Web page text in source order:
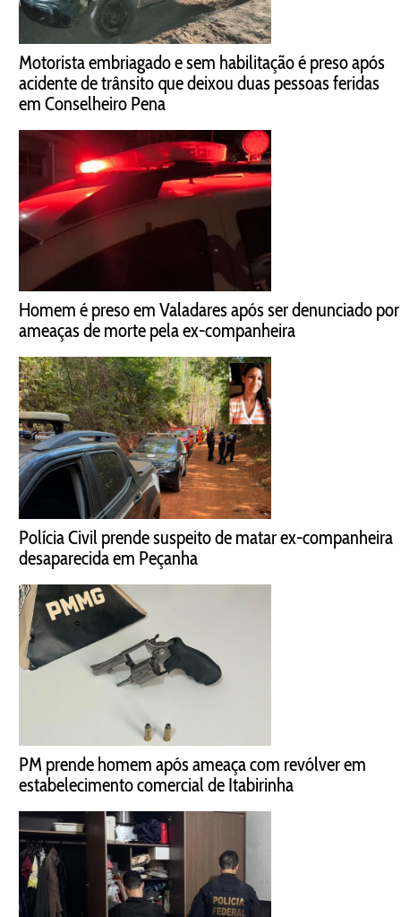
Motorista embriagado e sem habilitação é preso após
acidente de trânsito que deixou duas pessoas feridas
em Conselheiro Pena
Homem é preso em Valadares após ser denunciado por
ameaças de morte pela ex-companheira
Polícia Civil prende suspeito de matar ex-companheira
desaparecida em Peçanha
PM prende homem após ameaça com revólver em
estabelecimento comercial de Itabirinha